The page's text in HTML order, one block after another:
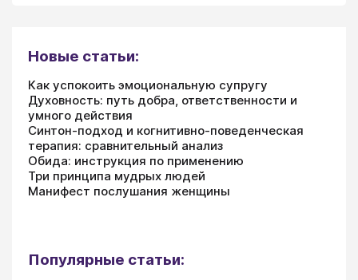
Новые статьи:
Как успокоить эмоциональную супругу
Духовность: путь добра, ответственности и
умного действия
Синтон-подход и когнитивно-поведенческая
терапия: сравнительный анализ
Обида: инструкция по применению
Три принципа мудрых людей
Манифест послушания женщины
Популярные статьи: